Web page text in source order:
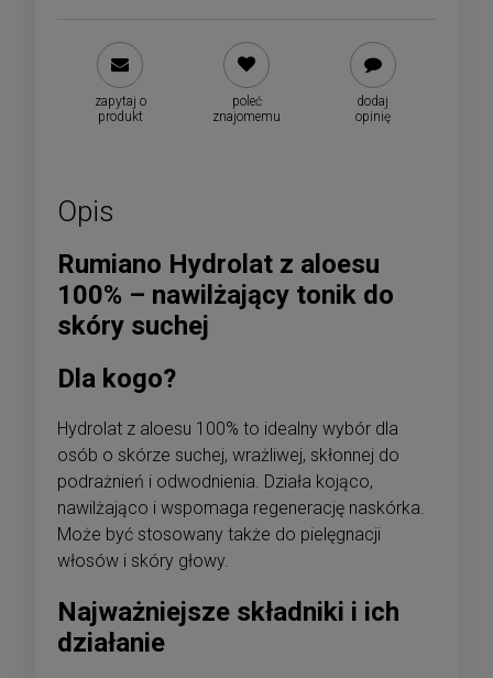
zapytaj o
produkt
poleć
znajomemu
dodaj
opinię
Opis
Rumiano Hydrolat z aloesu
100% – nawilżający tonik do
skóry suchej
Dla kogo?
Hydrolat z aloesu 100% to idealny wybór dla
osób o skórze suchej, wrażliwej, skłonnej do
podrażnień i odwodnienia. Działa kojąco,
nawilżająco i wspomaga regenerację naskórka.
Może być stosowany także do pielęgnacji
włosów i skóry głowy.
Najważniejsze składniki i ich
działanie